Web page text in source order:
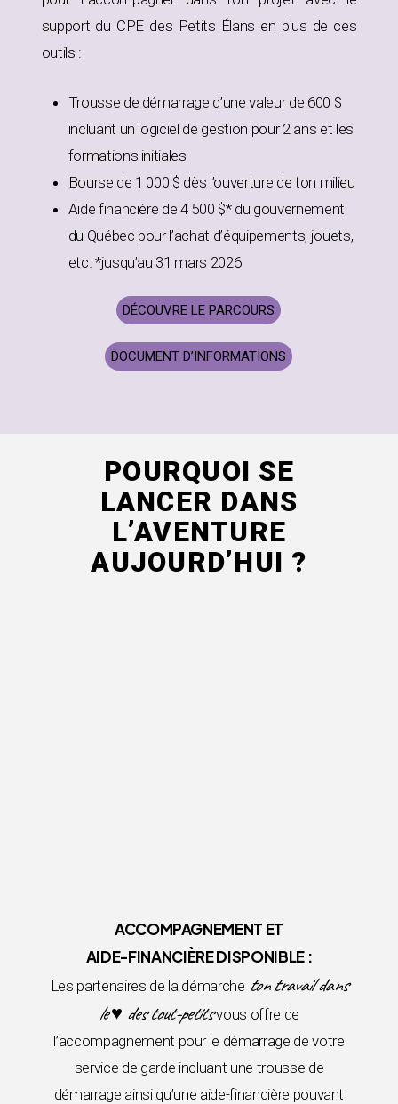
support du CPE des Petits Élans en plus de ces
outils :
Trousse de démarrage d’une valeur de 600 $
incluant un logiciel de gestion pour 2 ans et les
formations initiales
Bourse de 1 000 $ dès l’ouverture de ton milieu
Aide financière de 4 500 $* du gouvernement
du Québec pour l’achat d’équipements, jouets,
etc. *jusqu’au 31 mars 2026
DÉCOUVRE LE PARCOURS
DOCUMENT D’INFORMATIONS
POURQUOI SE
LANCER DANS
L’AVENTURE
AUJOURD’HUI ?
ACCOMPAGNEMENT ET
AIDE-FINANCIÈRE DISPONIBLE :
Les partenaires de la démarche ton travail dans
le ♥ des tout-petitsvous offre de
l’accompagnement pour le démarrage de votre
service de garde incluant une trousse de
démarrage ainsi qu’une aide-financière pouvant